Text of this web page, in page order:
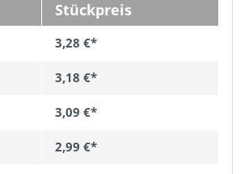
Stückpreis
3,28 €*
3,18 €*
3,09 €*
2,99 €*